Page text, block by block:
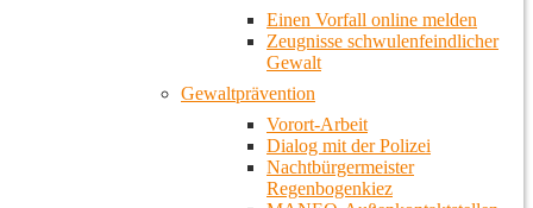
Einen Vorfall online melden
Zeugnisse schwulenfeindlicher
Gewalt
Gewaltprävention
Vorort-Arbeit
Dialog mit der Polizei
Nachtbürgermeister
Regenbogenkiez